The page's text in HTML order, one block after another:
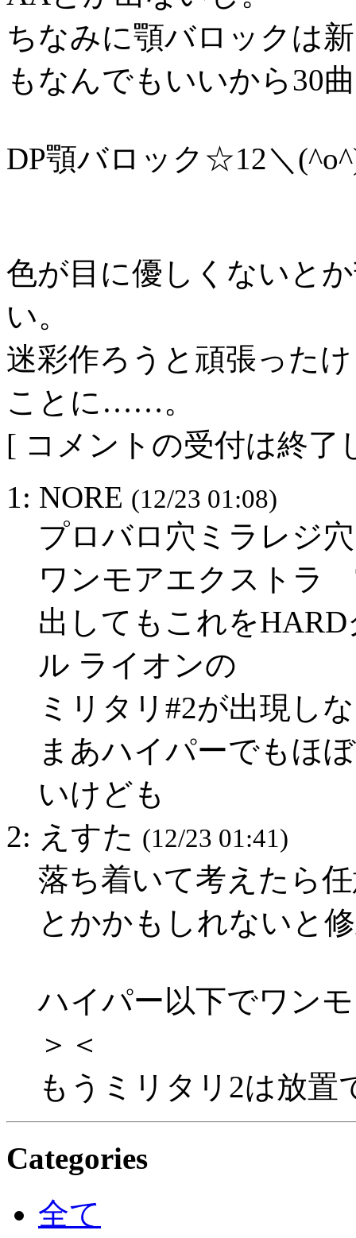
ちなみに顎バロックは
もなんでもいいから30
DP顎バロック☆12＼
色が目に優しくないと
い。
迷彩作ろうと頑張った
ことに……。
[ コメントの受付は終了
1: NORE (12/23 01:08)
プロバロ穴ミラレジ
ワンモアエクストラ
出してもこれを
ル ライオンの
ミリタリ#2が出現し
まあハイパーでもほ
いけども
2: えすた (12/23 01:41)
落ち着いて考えたら
とかかもしれないと
ハイパー以下でワン
＞＜
もうミリタリ2は放置
Categories
全て